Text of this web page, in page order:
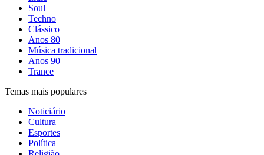
Soul
Techno
Clássico
Anos 80
Música tradicional
Anos 90
Trance
Temas mais populares
Noticiário
Cultura
Esportes
Política